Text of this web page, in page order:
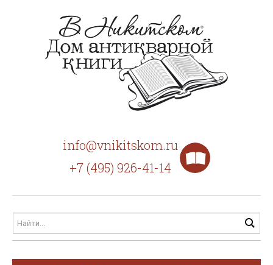
info@vnikitskom.ru
+7 (495) 926-41-14